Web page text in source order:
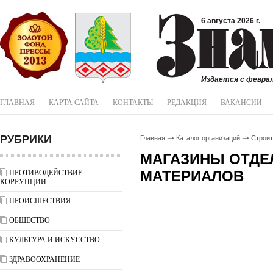
6 августа 2026 г.
Издается с
ГЛАВНАЯ КАРТА САЙТА КОНТАКТЫ РЕДАКЦИЯ ВАКАНСИИ
РУБРИКИ
ПРОТИВОДЕЙСТВИЕ
КОРРУПЦИИ
ПРОИСШЕСТВИЯ
ОБЩЕСТВО
КУЛЬТУРА И ИСКУССТВО
ЗДРАВООХРАНЕНИЕ
Главная Каталог организаций
МАГАЗИНЫ
МАТЕРИАЛОВ